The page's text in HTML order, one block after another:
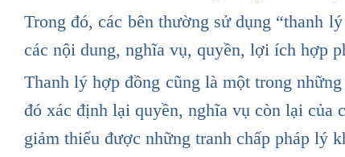
Trong đó, các bên thường sử dụng “thanh
các nội dung, nghĩa vụ, quyền, lợi ích hợp
Thanh lý hợp đồng cũng là một trong
đó xác định lại quyền, nghĩa vụ còn lại của
giảm thiểu được những tranh chấp pháp lý